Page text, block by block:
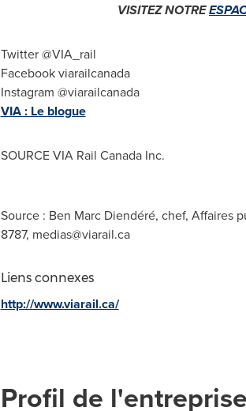
VISITEZ NOTRE
Twitter @VIA_rail
Facebook viarailcanada
Instagram @viarailcanada
VIA : Le blogue
SOURCE VIA Rail Canada Inc.
Source : Ben Marc Diendéré, chef, Affaires
8787, medias@viarail.ca
Liens connexes
http://www.viarail.ca/
Profil de l'entreprise